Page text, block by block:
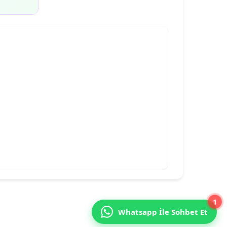
Whatsapp İle Sohbet Et
1